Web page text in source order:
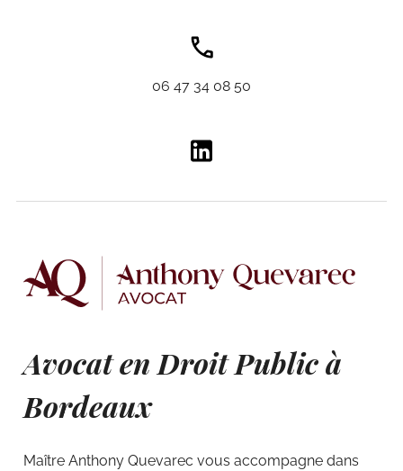
06 47 34 08 50
Avocat en Droit Public à
Bordeaux
Maître Anthony Quevarec vous accompagne dans